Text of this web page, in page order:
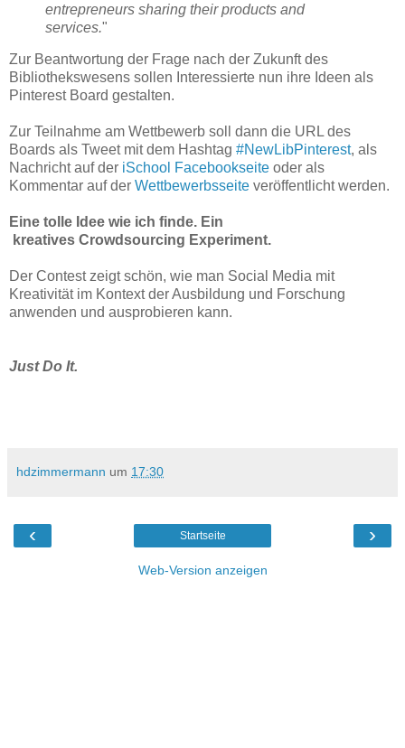
entrepreneurs sharing their products and
services."
Zur Beantwortung der Frage nach der Zukunft des
Bibliothekswesens sollen Interessierte nun ihre Ideen als
Pinterest Board gestalten.
Zur Teilnahme am Wettbewerb soll dann die URL des
Boards als Tweet mit dem Hashtag #NewLibPinterest, als
Nachricht auf der iSchool Facebookseite oder als
Kommentar auf der Wettbewerbsseite veröffentlicht werden.
Eine tolle Idee wie ich finde. Ein
kreatives Crowdsourcing Experiment.
Der Contest zeigt schön, wie man Social Media mit
Kreativität im Kontext der Ausbildung und Forschung
anwenden und ausprobieren kann.
Just Do It.
hdzimmermann um 17:30
‹ ›
Startseite
Web-Version anzeigen